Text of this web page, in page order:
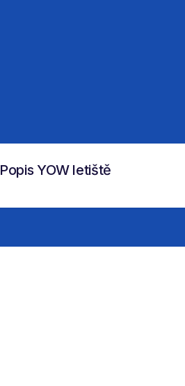
Popis YOW letiště